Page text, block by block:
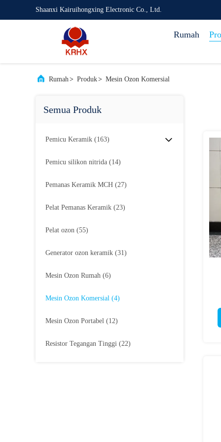
Shaanxi Kairuihongxing Electronic Co., Ltd.
Rumah
Rumah> Produk> Mesin Ozon Komersial
Semua Produk
Pemicu Keramik (163)
Pemicu silikon nitrida (14)
Pemanas Keramik MCH (27)
Pelat Pemanas Keramik (23)
Pelat ozon (55)
Generator ozon keramik (31)
Mesin Ozon Rumah (6)
Mesin Ozon Komersial (4)
Mesin Ozon Portabel (12)
Resistor Tegangan Tinggi (22)